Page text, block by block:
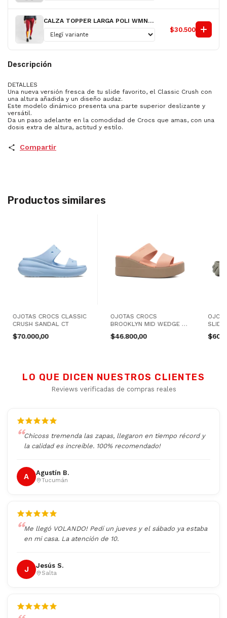
CALZA TOPPER LARGA POLI WMNS CUTS II FX D
$30.500
Descripción
DETALLES
Una nueva versión fresca de tu slide favorito, el Classic Crush con
una altura añadida y un diseño audaz.
Este modelo dinámico presenta una parte superior deslizante y
versátil.
Da un paso adelante en la comodidad de Crocs que amas, con una
dosis extra de altura, actitud y estilo.
Compartir
Productos similares
OJOTAS CROCS CLASSIC
CRUSH SANDAL CT
$70.000,00
OJOTAS CROCS
BROOKLYN MID WEDGE W
RS
$46.800,00
SLIDE
LO QUE DICEN NUESTROS CLIENTES
Reviews verificadas de compras reales
Chicoss tremenda las zapas, llegaron en tiempo récord y
la calidad es increíble. 100% recomendado!
A Agustín B.
Tucumán
Me llegó VOLANDO! Pedí un jueves y el sábado ya estaba
en mi casa. La atención de 10.
J Jesús S.
Salta